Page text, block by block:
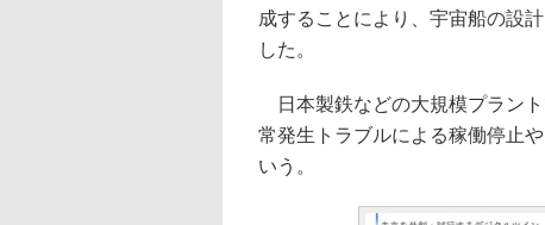
成することにより、宇宙船の設
した。
日本製鉄などの大規模プラン
常発生トラブルによる稼働停止
いう。